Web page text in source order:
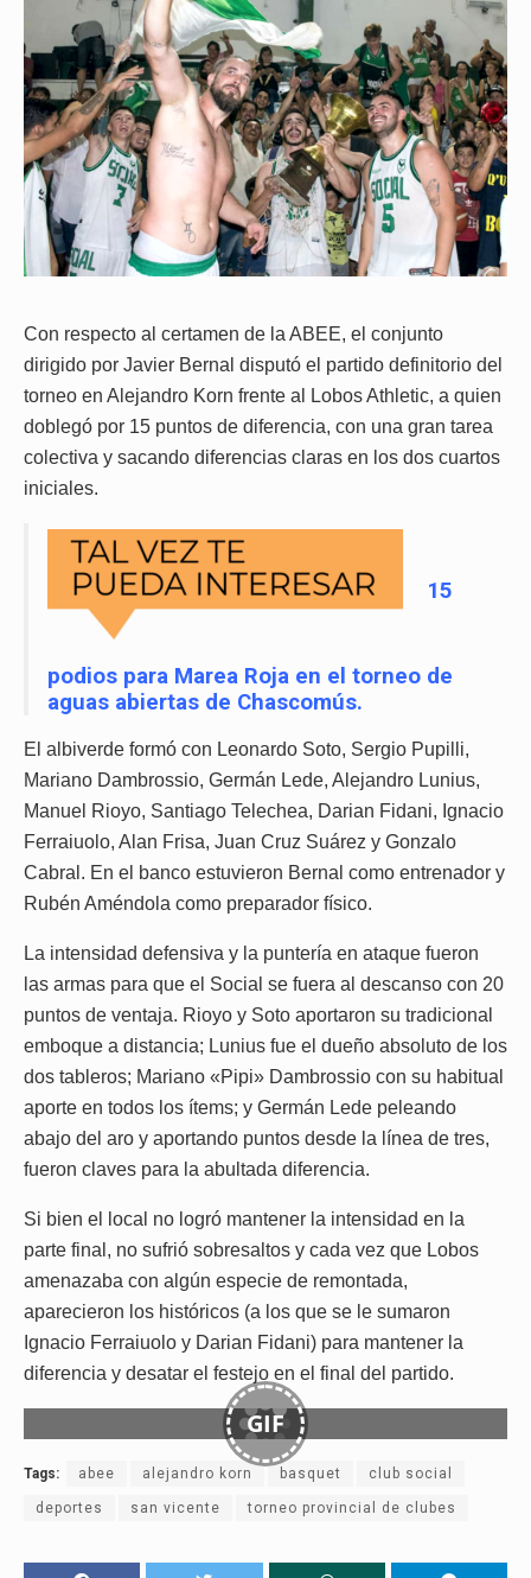
Con respecto al certamen de la ABEE, el conjunto
dirigido por Javier Bernal disputó el partido definitorio del
torneo en Alejandro Korn frente al Lobos Athletic, a quien
doblegó por 15 puntos de diferencia, con una gran tarea
colectiva y sacando diferencias claras en los dos cuartos
iniciales.
15
podios para Marea Roja en el torneo de
aguas abiertas de Chascomús.
El albiverde formó con Leonardo Soto, Sergio Pupilli,
Mariano Dambrossio, Germán Lede, Alejandro Lunius,
Manuel Rioyo, Santiago Telechea, Darian Fidani, Ignacio
Ferraiuolo, Alan Frisa, Juan Cruz Suárez y Gonzalo
Cabral. En el banco estuvieron Bernal como entrenador y
Rubén Améndola como preparador físico.
La intensidad defensiva y la puntería en ataque fueron
las armas para que el Social se fuera al descanso con 20
puntos de ventaja. Rioyo y Soto aportaron su tradicional
emboque a distancia; Lunius fue el dueño absoluto de los
dos tableros; Mariano «Pipi» Dambrossio con su habitual
aporte en todos los ítems; y Germán Lede peleando
abajo del aro y aportando puntos desde la línea de tres,
fueron claves para la abultada diferencia.
Si bien el local no logró mantener la intensidad en la
parte final, no sufrió sobresaltos y cada vez que Lobos
amenazaba con algún especie de remontada,
aparecieron los históricos (a los que se le sumaron
Ignacio Ferraiuolo y Darian Fidani) para mantener la
diferencia y desatar el festejo en el final del partido.
GIF
Tags: abee alejandro korn basquet club social
deportes san vicente torneo provincial de clubes